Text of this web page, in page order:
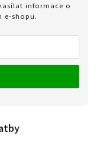
informace o
e-shopu.